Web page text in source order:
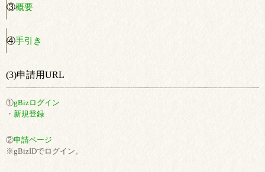
③概要
④手引き
(3)申請用URL
①gBizログイン
・ 新規登録
②申請ページ
※gBizIDでログイン。